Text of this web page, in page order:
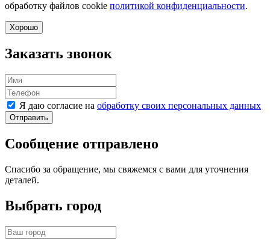
обработку файлов cookie политикой конфиденциальности.
Хорошо
Заказать звонок
Я даю согласие на обработку своих персональных данных
Отправить
Сообщение отправлено
Спасибо за обращение, мы свяжемся с вами для уточнения
деталей.
Выбрать город